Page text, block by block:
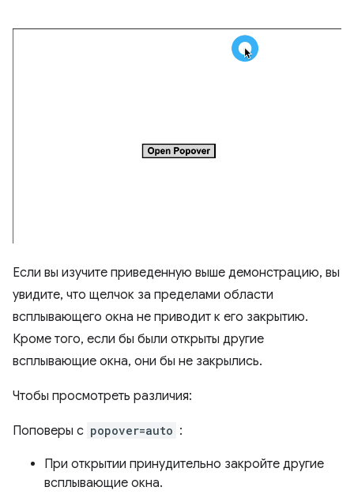
Если вы изучите приведенную выше демонстрацию, вы
увидите, что щелчок за пределами области
всплывающего окна не приводит к его закрытию.
Кроме того, если бы были открыты другие
всплывающие окна, они бы не закрылись.
Чтобы просмотреть различия:
Поповеры с popover=auto :
При открытии принудительно закройте другие
всплывающие окна.